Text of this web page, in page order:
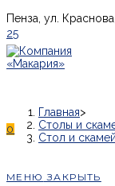
Перейти
к
содержимому
Пенза, ул.
25
0
МЕНЮ ЗАКРЫТЬ
Главная>
Столы и
Стол и